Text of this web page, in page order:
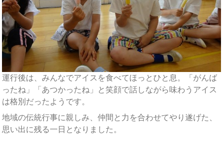
運行後は、みんなでアイスを食べてほっとひと息。「がんば
ったね」「あつかったね」と笑顔で話しながら味わうアイス
は格別だったようです。
地域の伝統行事に親しみ、仲間と力を合わせてやり遂げた、
思い出に残る一日となりました。